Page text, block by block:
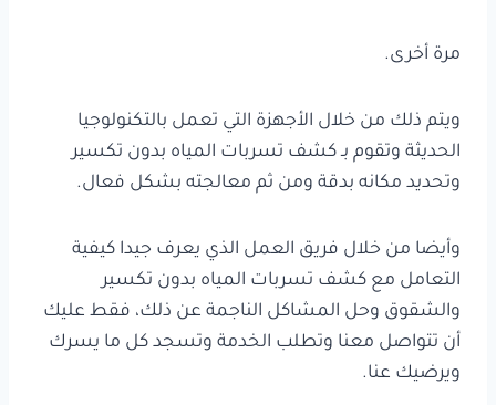
مرة أخرى.
ويتم ذلك من خلال الأجهزة التي تعمل بالتكنولوجيا
الحديثة وتقوم بـ كشف تسربات المياه بدون تكسير
وتحديد مكانه بدقة ومن ثم معالجته بشكل فعال.
وأيضا من خلال فريق العمل الذي يعرف جيدا كيفية
التعامل مع كشف تسربات المياه بدون تكسير
والشقوق وحل المشاكل الناجمة عن ذلك، فقط عليك
أن تتواصل معنا وتطلب الخدمة وتسجد كل ما يسرك
ويرضيك عنا.